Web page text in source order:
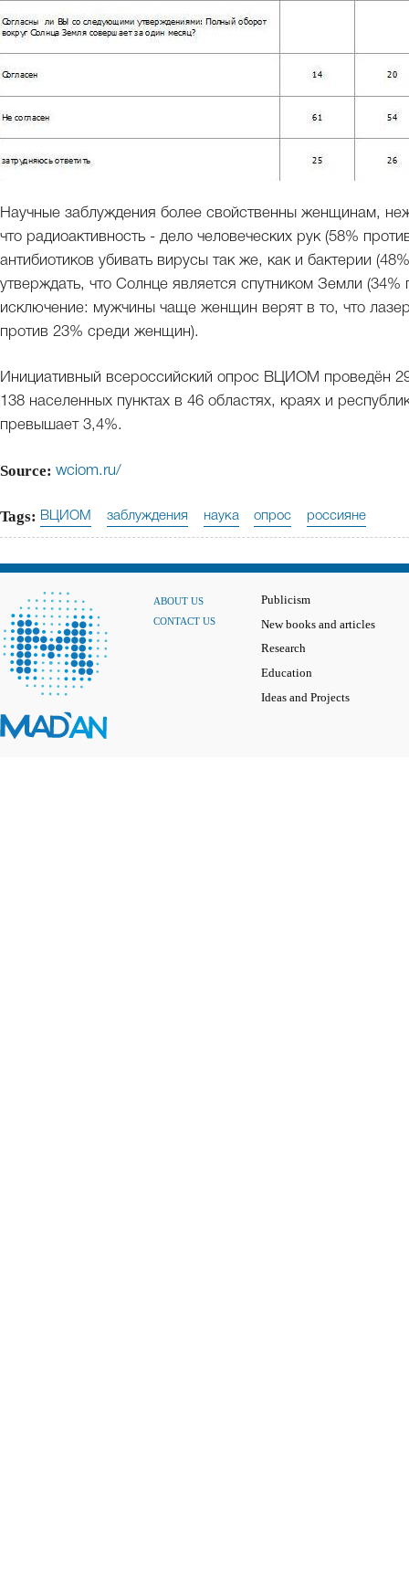
Научные заблуждения более свойственны женщинам,
что радиоактивность - дело человеческих рук (58%
антибиотиков убивать вирусы так же, как и бактерии
утверждать, что Солнце является спутником Земли
исключение: мужчины чаще женщин верят в то, что
против 23% среди женщин).
Инициативный всероссийский опрос ВЦИОМ проведён
138 населенных пунктах в 46 областях, краях и
превышает 3,4%.
Source: wciom.ru/
Tags: ВЦИОМ заблуждения наука опрос россияне
ABOUT US
CONTACT US
Publicism
New books and articles
Research
Education
Ideas and Projects